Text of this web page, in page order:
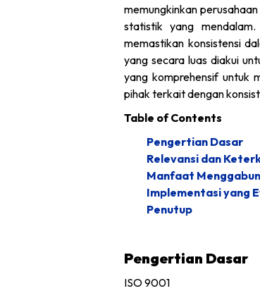
memungkinkan
statistik yang
memastikan konsistensi
yang secara luas diakui
yang komprehensif untuk
pihak terkait dengan
Table of Contents
Pengertian Dasar
Relevansi dan
Manfaat
Implementasi yang
Penutup
Pengertian Dasar
ISO 9001